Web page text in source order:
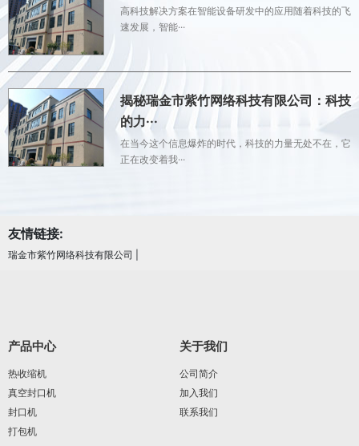
高科技解决方案在智能设备研发中的应用随着科技的飞
速发展，智能···
揭秘瑞金市紫竹网络科技有限公司：科技
的力···
在当今这个信息爆炸的时代，科技的力量无处不在，它
正在改变着我···
友情链接:
瑞金市紫竹网络科技有限公司
产品中心
热收缩机
真空封口机
封口机
打包机
关于我们
公司简介
加入我们
联系我们